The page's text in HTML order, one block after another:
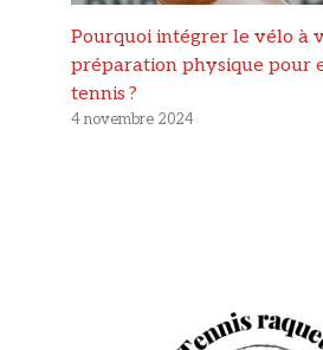
Pourquoi intégrer le vélo à
préparation physique pour
tennis ?
4 novembre 2024